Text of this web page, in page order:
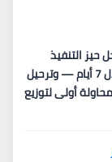
حيز التنفيذ
الكامل: فرز إلزامي على الحدود خلال 7 أيام — وترحيل
أولى لتوزيع